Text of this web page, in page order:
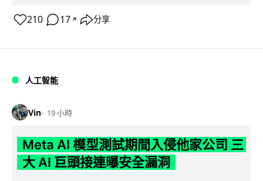
210 17 ↗ 分享
人工智能
Vin 19 小時
Meta AI 模型測試期間入侵他家公司 三
大 AI 巨頭接連曝安全漏洞